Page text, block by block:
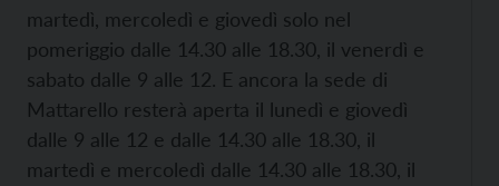
martedì, mercoledì e giovedì solo nel
pomeriggio dalle 14.30 alle 18.30, il venerdì e
sabato dalle 9 alle 12. E ancora la sede di
Mattarello resterà aperta il lunedì e giovedì
dalle 9 alle 12 e dalle 14.30 alle 18.30, il
martedì e mercoledì dalle 14.30 alle 18.30, il